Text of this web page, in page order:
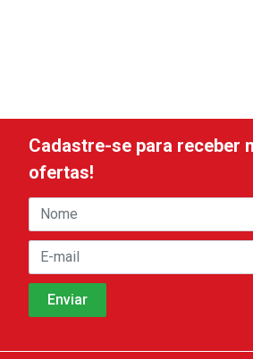
Cadastre-se para receber
ofertas!